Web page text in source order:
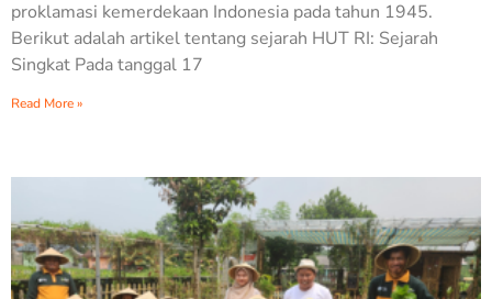
proklamasi kemerdekaan Indonesia pada tahun 1945.
Berikut adalah artikel tentang sejarah HUT RI: Sejarah
Singkat Pada tanggal 17
Read More »